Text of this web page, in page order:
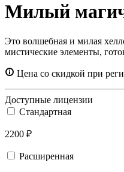
Милый
Это волшебная и милая
мистические элементы,
Цена со скидкой при
Доступные лицензии
Стандартная
2200 ₽
Расширенная